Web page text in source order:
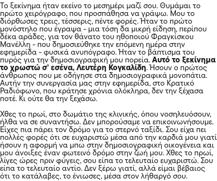
Το ξεκίνημα ήταν εκείνο το μεσημέρι μαζί σου. Θυμάμαι το
πρώτο χειρόγραφο, που προσπάθησα να γράψω. Μου το
διόρθωσες τρεις, τέσσερις, πέντε φορές. Ήταν το πρώτο
μονόστηλο που έγραψα - μια τόση δα μικρή είδηση, περίπου
δέκα αράδες, για τον θάνατο του ηθοποιού Φραγκίσκου
Μανέλλη - που δημοσιεύθηκε την επόμενη ημέρα στην
εφημερίδα - φυσικά ανυπόγραφο. Ήταν το βάπτισμα του
πυρός για την δημοσιογραφική μου πορεία. Αυτό το ξεκίνημα
το χρωστώ σ’ εσένα, Λευτέρη Κογκαλίδη. Ήσουν ο πρώτος
άνθρωπος που με οδήγησε στα δημοσιογραφικά μονοπάτια.
Αυτήν την συνεργασία μας στην εφημερίδα, στο Κρατικό
Ραδιόφωνο, που κράτησε χρόνια ολόκληρα, δεν την ξέχασα
ποτέ. Κι ούτε θα την ξεχάσω.
Χθες το πρωί, στο δωμάτιο της κλινικής, όπου νοσηλευόσουν,
ήλθα να σε συναντήσω. Δεν μπορούσαμε να επικοινωνήσουμε.
Είχες πια πάρει τον δρόμο για το στερνό ταξίδι. Σου είχα πει
πολλές φορές ότι σε ευχαριστώ μέσα από την καρδιά μου γιατί
ήσουν η αφορμή να μπω στην δημοσιογραφική οικογένεια και
μου άνοιξες έναν φωτεινό δρόμο στην ζωή μου. Χθες το πρωί,
λίγες ώρες πριν φύγεις, σου είπα το τελευταίο ευχαριστώ. Σου
είπα το τελευταίο αντίο. Δεν ξέρω γιατί, αλλά είμαι βέβαιος
ότι το κατάλαβες, το ένιωσες, μέσα στον λήθαργό σου.